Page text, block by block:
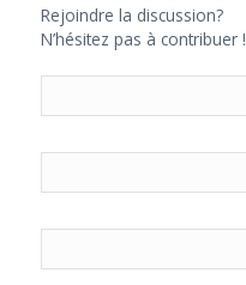
Rejoindre la discussion?
N’hésitez pas à contribuer !